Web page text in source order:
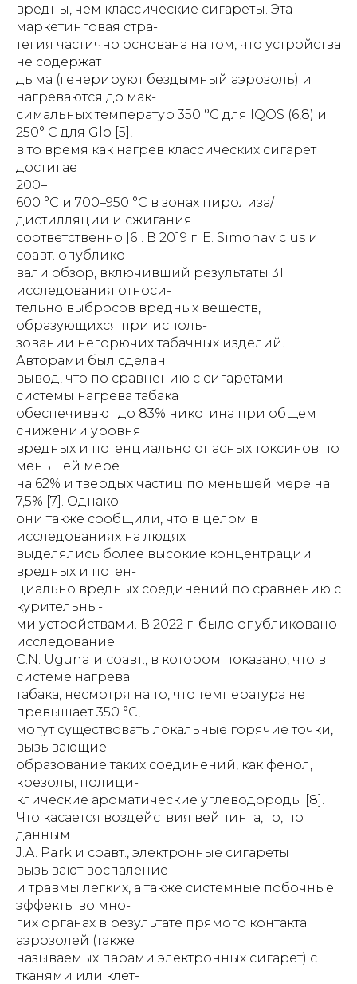
вредны, чем классические сигареты. Эта
маркетинговая стра-
тегия частично основана на том, что устройства
не содержат
дыма (генерируют бездымный аэрозоль) и
нагреваются до мак-
симальных температур 350 °C для IQOS (6,8) и
250° C для Glo [5],
в то время как нагрев классических сигарет
достигает
200–
600 °C и 700–950 °C в зонах пиролиза/
дистилляции и сжигания
соответственно [6]. В 2019 г. E. Simonavicius и
соавт. опублико-
вали обзор, включивший результаты 31
исследования относи-
тельно выбросов вредных веществ,
образующихся при исполь-
зовании негорючих табачных изделий.
Авторами был сделан
вывод, что по сравнению с сигаретами
системы нагрева табака
обеспечивают до 83% никотина при общем
снижении уровня
вредных и потенциально опасных токсинов по
меньшей мере
на 62% и твердых частиц по меньшей мере на
7,5% [7]. Однако
они также сообщили, что в целом в
исследованиях на людях
выделялись более высокие концентрации
вредных и потен-
циально вредных соединений по сравнению с
курительны-
ми устройствами. В 2022 г. было опубликовано
исследование
С.N. Uguna и соавт., в котором показано, что в
системе нагрева
табака, несмотря на то, что температура не
превышает 350 °C,
могут существовать локальные горячие точки,
вызывающие
образование таких соединений, как фенол,
крезолы, полици-
клические ароматические углеводороды [8].
Что касается воздействия вейпинга, то, по
данным
J.A. Park и соавт., электронные сигареты
вызывают воспаление
и травмы легких, а также системные побочные
эффекты во мно-
гих органах в результате прямого контакта
аэрозолей (также
называемых парами электронных сигарет) с
тканями или клет-